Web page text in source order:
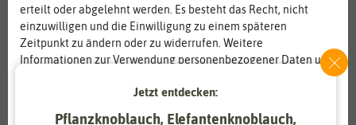
erteilt oder abgelehnt werden. Es besteht das Recht, nicht
einzuwilligen und die Einwilligung zu einem späteren
Zeitpunkt zu ändern oder zu widerrufen. Weitere
Informationen zur Verwendung personenbezogener Daten und
Essenziell Statistik
Jetzt entdecken:
Pflanzknoblauch, Elefantenknoblauch,